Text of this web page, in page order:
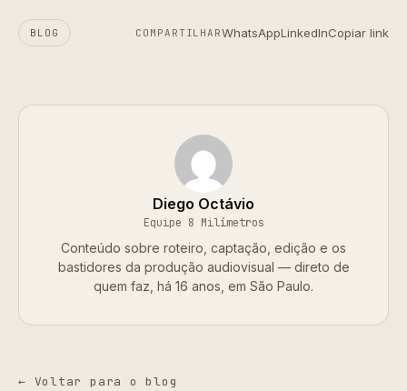
BLOG COMPARTILHARWhatsAppLinkedInCopiar link
Diego Octávio
Equipe 8 Milímetros
Conteúdo sobre roteiro, captação, edição e os
bastidores da produção audiovisual — direto de
quem faz, há 16 anos, em São Paulo.
← Voltar para o blog